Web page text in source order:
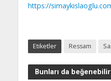
https://
Etiketler Ressam
Bunları da